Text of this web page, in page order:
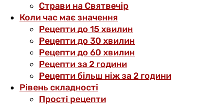
Страви на Святвечір
Коли час має значення
Рецепти до 15 хвилин
Рецепти до 30 хвилин
Рецепти до 60 хвилин
Рецепти за 2 години
Рецепти більш ніж за 2 години
Рівень складності
Прості рецепти